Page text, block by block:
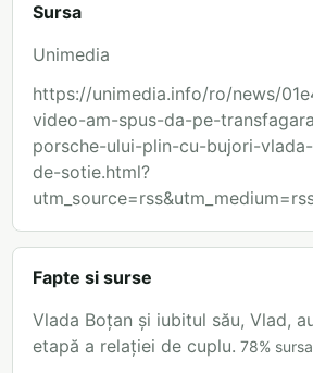
Sursa
Unimedia
https://unimedia.info/ro/news/
video-am-spus-da-pe-
porsche-ului-plin-cu-bujori-
de-sotie.html?
Fapte si surse
Vlada Boțan și iubitul său, Vlad,
etapă a relației de cuplu. 78% sursa